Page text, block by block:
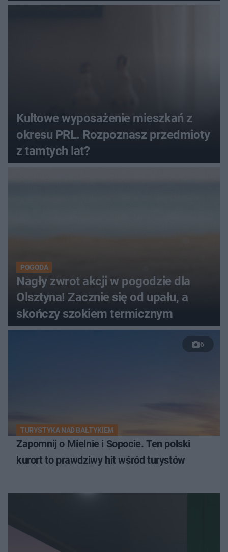
Kultowe wyposażenie mieszkań z
okresu PRL. Rozpoznasz przedmioty
z tamtych lat?
POGODA
Nagły zwrot akcji w pogodzie dla
Olsztyna! Zacznie się od upału, a
skończy szokiem termicznym
6
TURYSTYKA NAD BAŁTYKIEM
Zapomnij o Mielnie i Sopocie. Ten polski
kurort to prawdziwy hit wśród turystów